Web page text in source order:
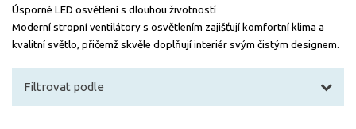
Úsporné LED osvětlení s dlouhou životností
Moderní stropní ventilátory s osvětlením zajišťují komfortní klima a
kvalitní světlo, přičemž skvěle doplňují interiér svým čistým designem.
Filtrovat podle